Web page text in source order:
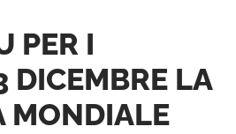
PER I
DICEMBRE LA
MONDIALE